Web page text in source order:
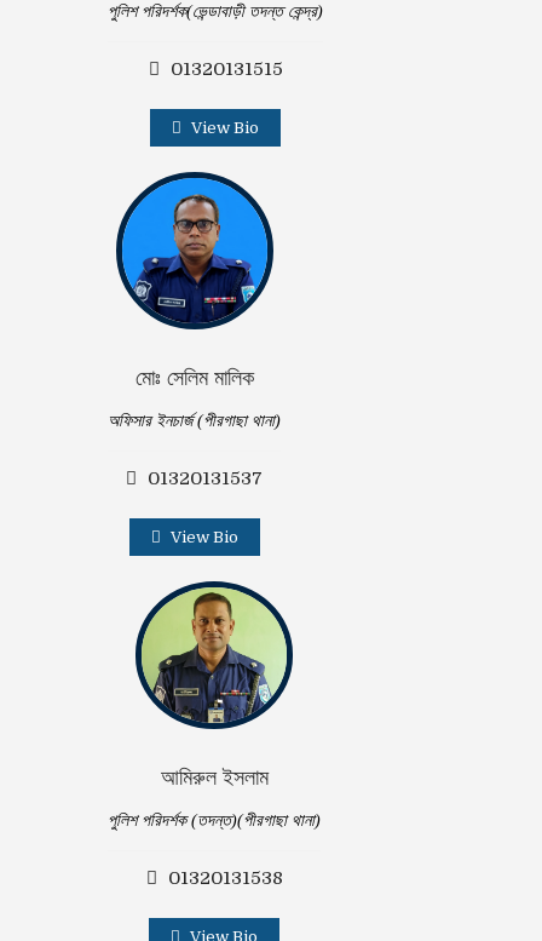
পুলিশ পরিদর্শক(ভেন্ডাবাড়ী তদন্ত কেন্দ্র)
01320131515
View Bio
মোঃ সেলিম মালিক
অফিসার ইনচার্জ (পীরগাছা থানা)
01320131537
View Bio
আমিরুল ইসলাম
পুলিশ পরিদর্শক (তদন্ত)(পীরগাছা থানা)
01320131538
View Bio